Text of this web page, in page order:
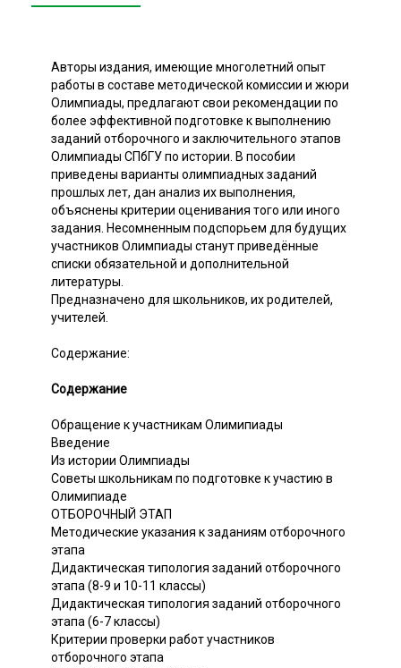
Авторы издания, имеющие многолетний опыт
работы в составе методической комиссии и жюри
Олимпиады, предлагают свои рекомендации по
более эффективной подготовке к выполнению
заданий отборочного и заключительного этапов
Олимпиады СПбГУ по истории. В пособии
приведены варианты олимпиадных заданий
прошлых лет, дан анализ их выполнения,
объяснены критерии оценивания того или иного
задания. Несомненным подспорьем для будущих
участников Олимпиады станут приведённые
списки обязательной и дополнительной
литературы.
Предназначено для школьников, их родителей,
учителей.
Содержание:
Содержание
Обращение к участникам Олимипиады
Введение
Из истории Олимпиады
Советы школьникам по подготовке к участию в
Олимипиаде
ОТБОРОЧНЫЙ ЭТАП
Методические указания к заданиям отборочного
этапа
Дидактическая типология заданий отборочного
этапа (8-9 и 10-11 классы)
Дидактическая типология заданий отборочного
этапа (6-7 классы)
Критерии проверки работ участников
отборочного этапа